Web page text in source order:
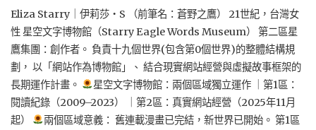
Eliza Starry｜伊莉莎・S （前筆名：蒼野之鷹） 21世紀，台灣女
性 星空文字博物館（Starry Eagle Words Museum） 第二區星
鷹集團：創作者。 負責十九個世界(包含第0個世界)的整體結構規
劃， 以「網站作為博物館」、 結合現實網站經營與虛擬故事框架的
長期運作計畫。
星空文字博物館：兩個區域獨立運作 ｜第1區：
閱讀紀錄（2009–2023） ｜第2區：真實網站經營（2025年11月
起）
兩個區域意義： 舊連載漫畫已完結，新世界已開始。 第1區